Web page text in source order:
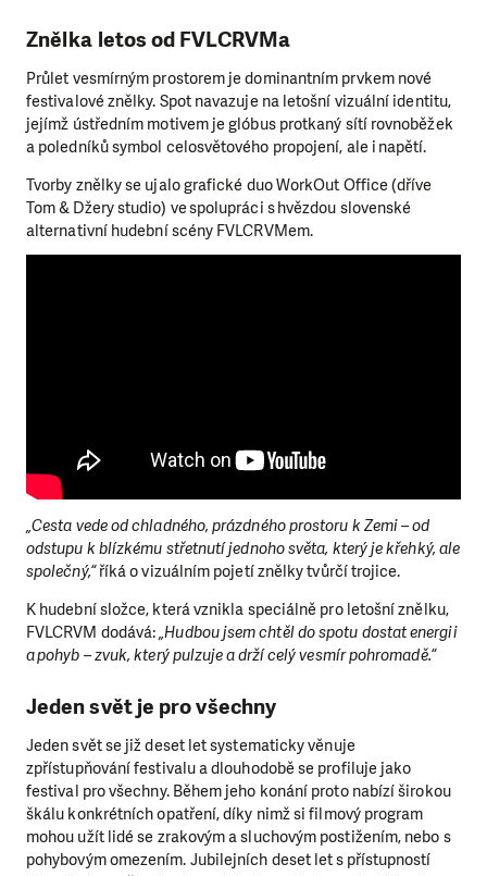
Znělka letos od FVLCRVMa
Průlet vesmírným prostorem je dominantním prvkem nové
festivalové znělky. Spot navazuje na letošní vizuální identitu,
jejímž ústředním motivem je glóbus protkaný sítí rovnoběžek
a poledníků symbol celosvětového propojení, ale i napětí.
Tvorby znělky se ujalo grafické duo WorkOut Office (dříve
Tom & Džery studio) ve spolupráci s hvězdou slovenské
alternativní hudební scény FVLCRVMem.
„Cesta vede od chladného, prázdného prostoru k Zemi – od
odstupu k blízkému střetnutí jednoho světa, který je křehký, ale
společný,“říká o vizuálním pojetí znělky tvůrčí trojice.
K hudební složce, která vznikla speciálně pro letošní znělku,
FVLCRVM dodává:„Hudbou jsem chtěl do spotu dostat energii
a pohyb – zvuk, který pulzuje a drží celý vesmír pohromadě.“
Jeden svět je pro všechny
Jeden svět se již deset let systematicky věnuje
zpřístupňování festivalu a dlouhodobě se profiluje jako
festival pro všechny. Během jeho konání proto nabízí širokou
škálu konkrétních opatření, díky nimž si filmový program
mohou užít lidé se zrakovým a sluchovým postižením, nebo s
pohybovým omezením. Jubilejních deset let s přístupností